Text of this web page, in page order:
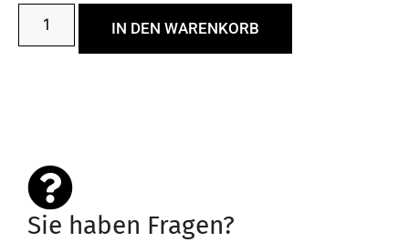
IN DEN WARENKORB
Sie haben Fragen?